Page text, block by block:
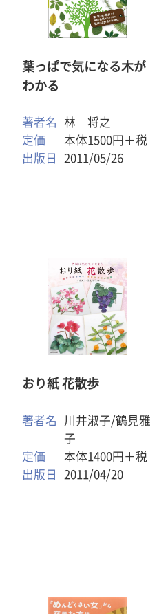
葉っぱで気になる木が
わかる
著者名
林 将之
定価
本体1500円＋税
出版日
2011/05/26
おり紙 花散歩
著者名
川井淑子/鶴見雅
子
定価
本体1400円＋税
出版日
2011/04/20